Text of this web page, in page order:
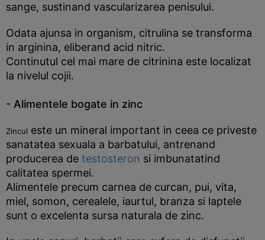
sange, sustinand vascularizarea penisului.
Odata ajunsa in organism, citrulina se transforma
in arginina, eliberand acid nitric.
Continutul cel mai mare de citrinina este localizat
la nivelul cojii.
- Alimentele bogate in zinc
Zincul este un mineral important in ceea ce priveste
sanatatea sexuala a barbatului, antrenand
producerea de testosteron si imbunatatind
calitatea spermei.
Alimentele precum carnea de curcan, pui, vita,
miel, somon, cerealele, iaurtul, branza si laptele
sunt o excelenta sursa naturala de zinc.